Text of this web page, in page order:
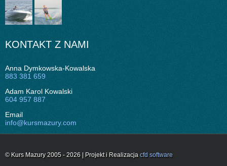
KONTAKT Z NAMI
Anna Dymkowska-Kowalska
883 381 659
Adam Karol Kowalski
604 957 887
Email
info@kursmazury.com
© Kurs Mazury 2005 - 2026 | Projekt i Realizacja cfd software